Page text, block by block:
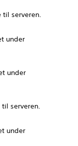
til serveren.
under
under
serveren.
under